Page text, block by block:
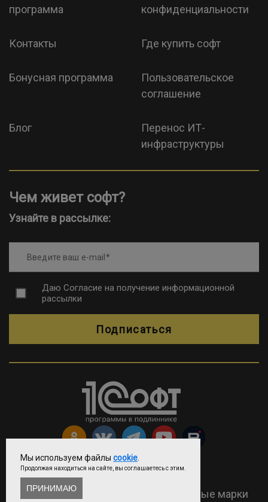
программа
конфиденциальности
Контакты Где купить софт
Бонусная программа
Пользовательское
соглашение
Блог
Перенос ИТ-
инфраструктуры
Чем живет софт?
Узнайте в рассылке:
Введите ваш e-mail
Даю Согласие на получение информационной
рассылки
Подписаться
Copyright © ООО «Софтехно»
2026 Все права защищены. Все торговые марки
Мы используем файлы cookie
Продолжая находиться на сайте, вы соглашаетесь с этим.
ПРИНИМАЮ